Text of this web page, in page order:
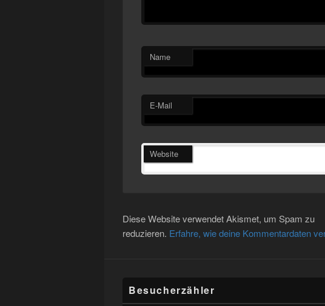
Name
E-Mail
Website
Diese Website verwendet Akismet, um Spam zu
reduzieren. Erfahre, wie deine Kommentardaten
Besucherzähler